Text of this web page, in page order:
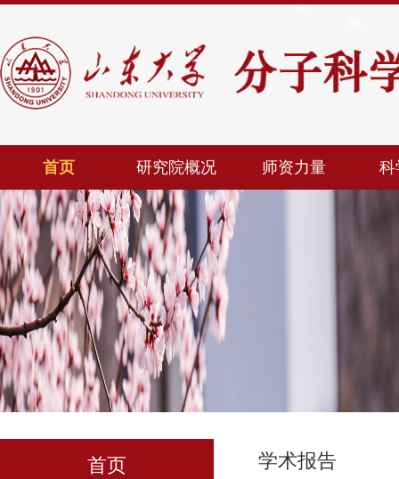
首页 研究院概况 师资力量 科
首页 学术报告